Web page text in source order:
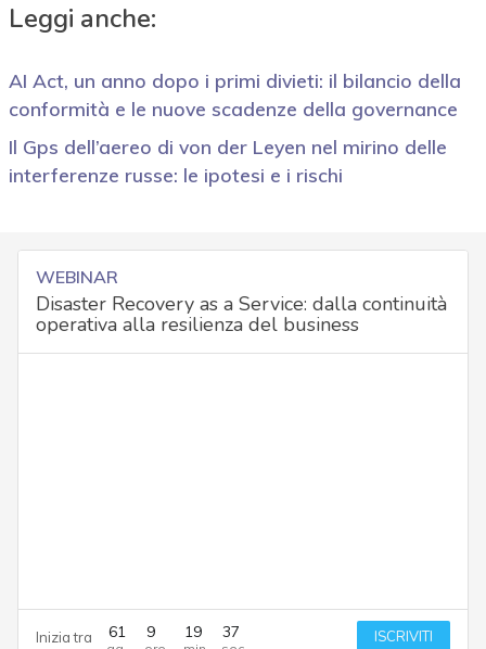
Leggi anche:
AI Act, un anno dopo i primi divieti: il bilancio della
conformità e le nuove scadenze della governance
Il Gps dell’aereo di von der Leyen nel mirino delle
interferenze russe: le ipotesi e i rischi
WEBINAR
Disaster Recovery as a Service: dalla continuità
operativa alla resilienza del business
Inizia tra 61 9 19 36 ISCRIVITI